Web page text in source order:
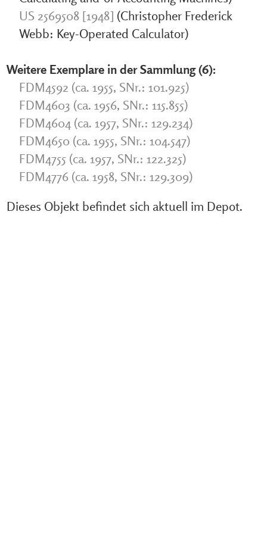
US 2569508 [1948] (Christopher Frederick
Webb: Key-Operated Calculator)
Weitere Exemplare in der Sammlung (6):
FDM4592 (ca. 1955, SNr.: 101.925)
FDM4603 (ca. 1956, SNr.: 115.855)
FDM4604 (ca. 1957, SNr.: 129.234)
FDM4650 (ca. 1955, SNr.: 104.547)
FDM4755 (ca. 1957, SNr.: 122.325)
FDM4776 (ca. 1958, SNr.: 129.309)
Dieses Objekt befindet sich aktuell im Depot.